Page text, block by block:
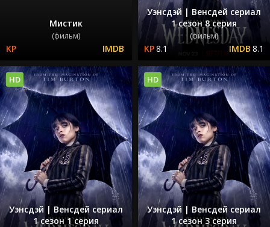
Мистик
(фильм)
Уэнсдэй | Венсдей сериал
1 сезон 8 серия
(фильм)
8.1 8.1
Уэнсдэй | Венсдей сериал
1 сезон 1 серия
HD
Уэнсдэй | Венсдей сериал
1 сезон 3 серия
HD